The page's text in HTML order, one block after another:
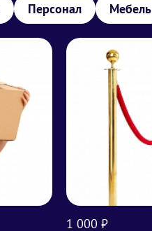
Персонал Мебель
1 000 ₽